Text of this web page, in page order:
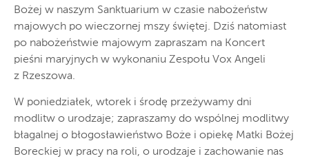
Bożej w naszym Sanktuarium w czasie nabożeństw
majowych po wieczornej mszy świętej. Dziś natomiast
po nabożeństwie majowym zapraszam na Koncert
pieśni maryjnych w wykonaniu Zespołu Vox Angeli
z Rzeszowa.
W poniedziałek, wtorek i środę przeżywamy dni
modlitw o urodzaje; zapraszamy do wspólnej modlitwy
błagalnej o błogosławieństwo Boże i opiekę Matki Bożej
Boreckiej w pracy na roli, o urodzaje i zachowanie nas